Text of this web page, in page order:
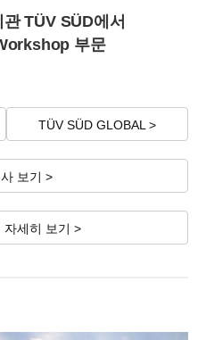
TÜV SÜD에서
부문
TÜV SÜD GLOBAL >
보기 >
자세히 보기 >